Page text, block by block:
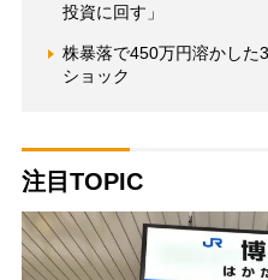
投資に回す」
株暴落で450万円溶かし
ショック
注目TOPIC